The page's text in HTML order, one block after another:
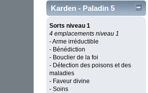
Karden - Paladin 5
Sorts niveau 1
4 emplacements niveau 1
- Arme irréductible
- Bénédiction
- Bouclier de la foi
- Détection des poisons et des
maladies
- Faveur divine
- Soins